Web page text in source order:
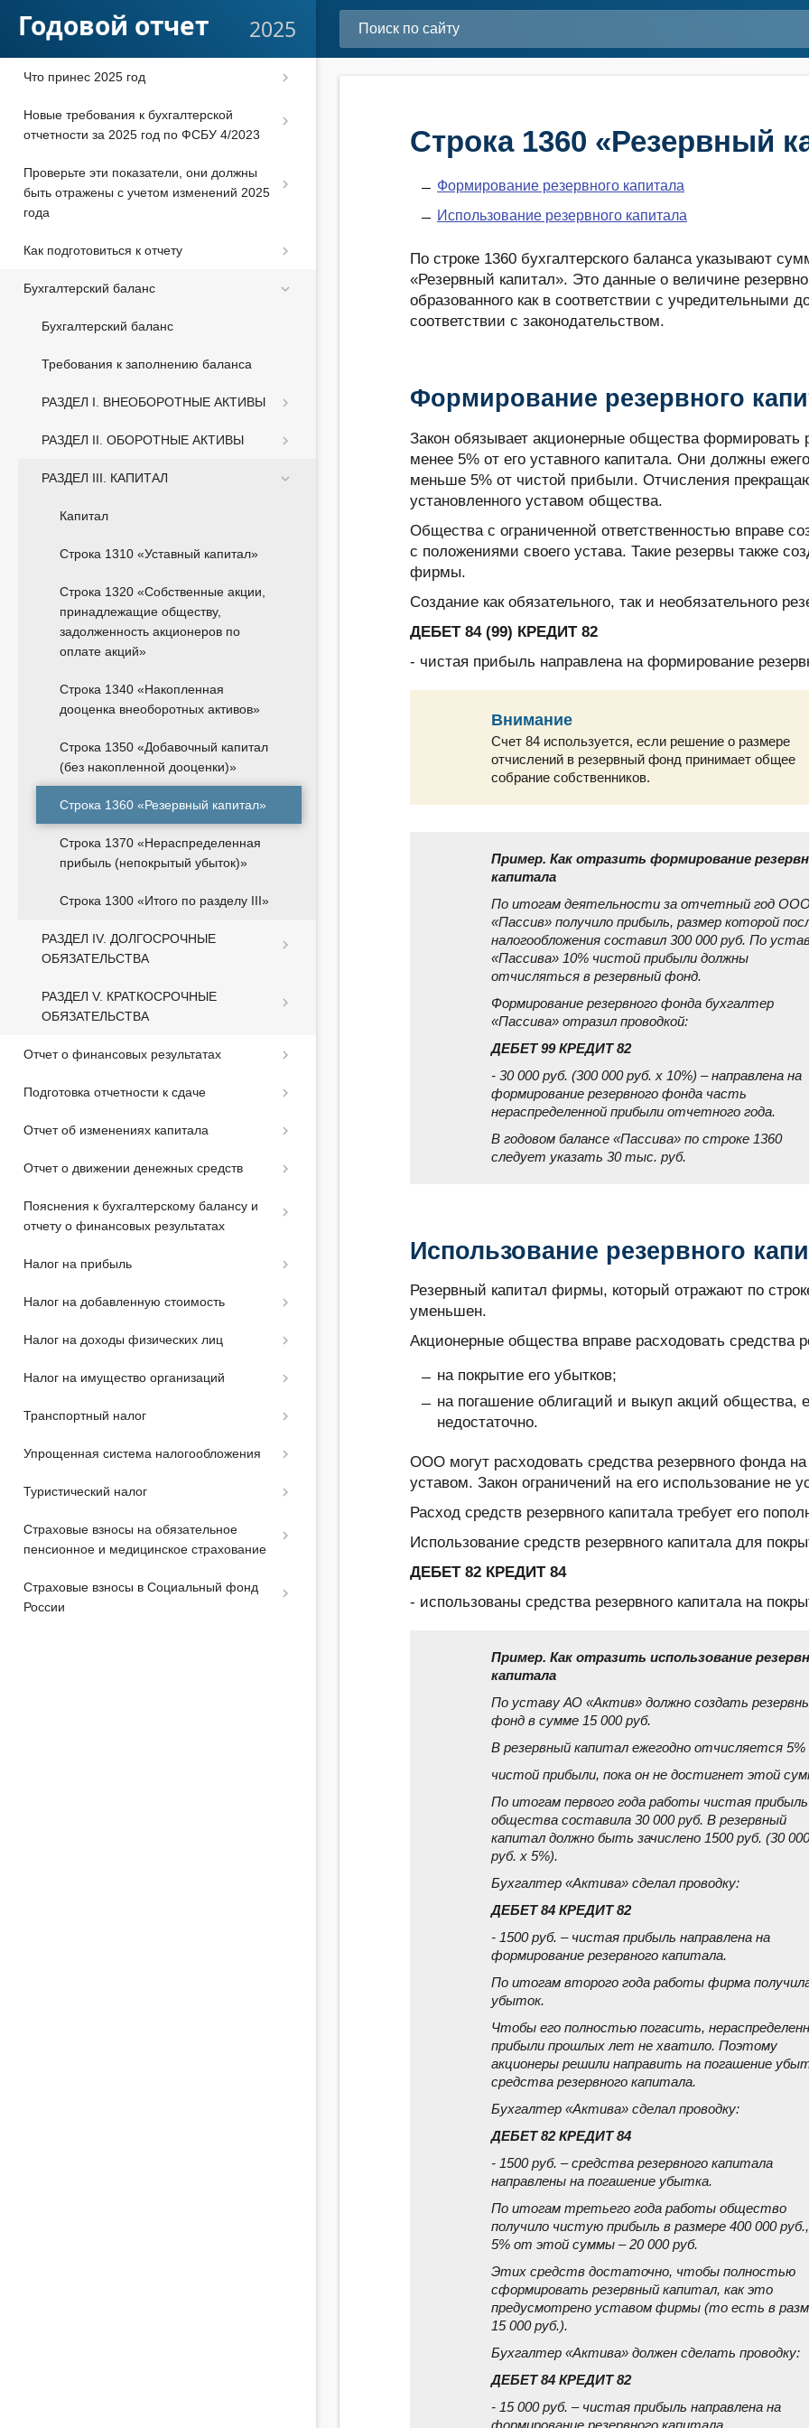
Годовой отчет 2025
Что принес 2025 год
Новые требования к бухгалтерской
отчетности за 2025 год по ФСБУ 4/2023
Проверьте эти показатели, они должны
быть отражены с учетом изменений 2025
года
Как подготовиться к отчету
Бухгалтерский баланс
Бухгалтерский баланс
Требования к заполнению баланса
РАЗДЕЛ I. ВНЕОБОРОТНЫЕ АКТИВЫ
РАЗДЕЛ II. ОБОРОТНЫЕ АКТИВЫ
РАЗДЕЛ III. КАПИТАЛ
Капитал
Строка 1310 «Уставный капитал»
Строка 1320 «Собственные акции,
принадлежащие обществу,
задолженность акционеров по
оплате акций»
Строка 1340 «Накопленная
дооценка внеоборотных активов»
Строка 1350 «Добавочный капитал
(без накопленной дооценки)»
Строка 1360 «Резервный капитал»
Строка 1370 «Нераспределенная
прибыль (непокрытый убыток)»
Строка 1300 «Итого по разделу III»
РАЗДЕЛ IV. ДОЛГОСРОЧНЫЕ
ОБЯЗАТЕЛЬСТВА
РАЗДЕЛ V. КРАТКОСРОЧНЫЕ
ОБЯЗАТЕЛЬСТВА
Отчет о финансовых результатах
Подготовка отчетности к сдаче
Отчет об изменениях капитала
Отчет о движении денежных средств
Пояснения к бухгалтерскому балансу и
отчету о финансовых результатах
Налог на прибыль
Налог на добавленную стоимость
Налог на доходы физических лиц
Налог на имущество организаций
Транспортный налог
Упрощенная система налогообложения
Туристический налог
Страховые взносы на обязательное
пенсионное и медицинское страхование
Страховые взносы в Социальный фонд
России
Строка 1360 «Резервный
Формирование резервного капитала
Использование резервного капитала
По строке 1360 бухгалтерского баланса указывают
«Резервный капитал». Это данные о величине
образованного как в соответ­ствии с учредительными
соответствии с законодательством.
Формирование резервного
Закон обязывает акционерные общества
менее 5% от его уставного капитала. Они должны
меньше 5% от чистой прибыли. Отчисления
установленного уставом общества.
Общества с ограниченной ответственностью вправе
с положениями своего устава. Такие резервы также
фирмы.
Создание как обязательного, так и необязательного
ДЕБЕТ 84 (99) КРЕДИТ 82
- чистая прибыль направлена на формирование
Внимание
Счет 84 используется, если решение о размере
отчислений в резервный фонд принимает общее
собрание собственников.
Пример. Как отразить формирование
капитала
По итогам деятельности за отчетный год
«Пассив» получило прибыль, размер которой
налогообложения составил 300 000 руб. По
«Пассива» 10% чистой прибыли должны
отчисляться в резервный фонд.
Формирование резервного фонда бухгалтер
«Пассива» отразил проводкой:
ДЕБЕТ 99 КРЕДИТ 82
- 30 000 руб. (300 000 руб. x 10%) – направлена на
формирование резервного фонда часть
нераспределенной прибыли отчетного года.
В годовом балансе «Пассива» по строке 1360
следует указать 30 тыс. руб.
Использование резервного
Резервный капитал фирмы, который отражают по
уменьшен.
Акционерные общества вправе расходовать средства
на покрытие его убытков;
на погашение облигаций и выкуп акций общества,
недостаточно.
ООО могут расходовать средства резервного фонда
уставом. Закон ограничений на его использование не
Расход средств резервного капитала требует его
Использование средств резервного капитала для
ДЕБЕТ 82 КРЕДИТ 84
- использованы средства резервного капитала на
Пример. Как отразить использование
капитала
По уставу АО «Актив» должно создать
фонд в сумме 15 000 руб.
В резервный капитал ежегодно отчисляется 5%
чистой прибыли, пока он не достигнет этой
По итогам первого года работы чистая прибыль
общества составила 30 000 руб. В резервный
капитал должно быть зачислено 1500 руб. (30 000
руб. x 5%).
Бухгалтер «Актива» сделал проводку:
ДЕБЕТ 84 КРЕДИТ 82
- 1500 руб. – чистая прибыль направлена на
формирование резервного капитала.
По итогам второго года работы фирма
убыток.
Чтобы его полностью погасить,
прибыли прошлых лет не хватило. Поэтому
акционеры решили направить на погашение
средства резервного капитала.
Бухгалтер «Актива» сделал проводку:
ДЕБЕТ 82 КРЕДИТ 84
- 1500 руб. – средства резервного капитала
направлены на погашение убытка.
По итогам третьего года работы общество
получило чистую прибыль в размере 400 000
5% от этой суммы – 20 000 руб.
Этих средств достаточно, чтобы полностью
сформировать резервный капитал, как это
предусмотрено уставом фирмы (то есть в
15 000 руб.).
Бухгалтер «Актива» должен сделать проводку:
ДЕБЕТ 84 КРЕДИТ 82
- 15 000 руб. – чистая прибыль направлена на